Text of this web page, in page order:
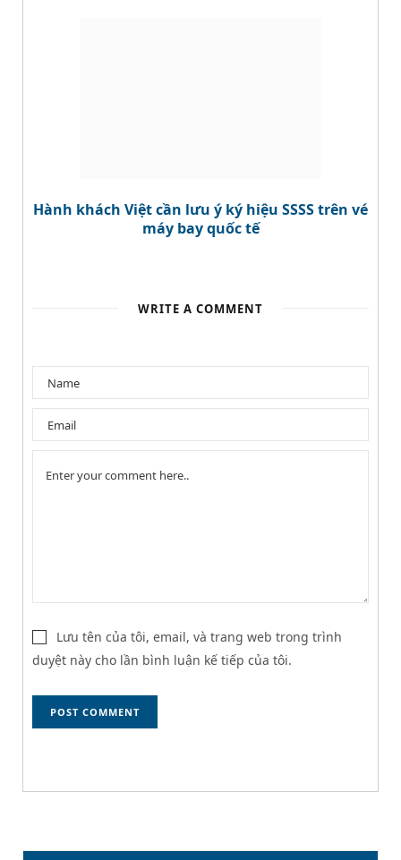
Hành khách Việt cần lưu ý ký hiệu SSSS trên vé
máy bay quốc tế
WRITE A COMMENT
Lưu tên của tôi, email, và trang web trong trình
duyệt này cho lần bình luận kế tiếp của tôi.